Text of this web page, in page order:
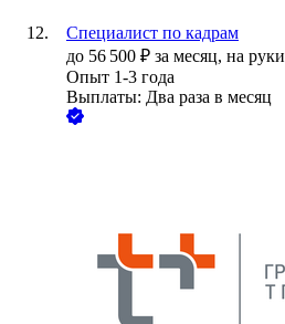
Специалист по кадрам
до 56 500 ₽ за месяц, на руки
Опыт 1-3 года
Выплаты: Два раза в месяц